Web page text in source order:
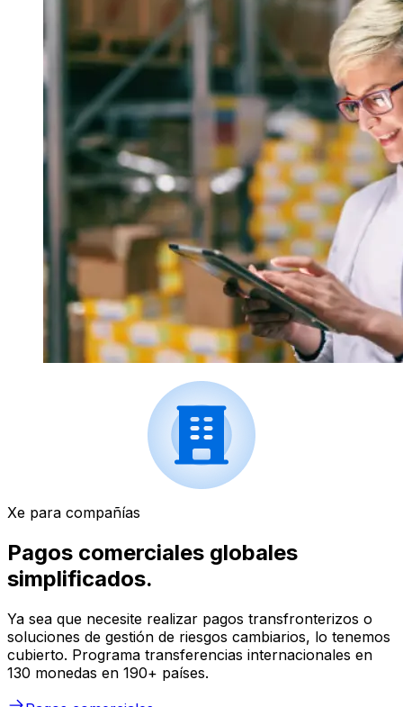
Xe para compañías
Pagos comerciales globales
simplificados.
Ya sea que necesite realizar pagos transfronterizos o
soluciones de gestión de riesgos cambiarios, lo tenemos
cubierto. Programa transferencias internacionales en
130 monedas en 190+ países.